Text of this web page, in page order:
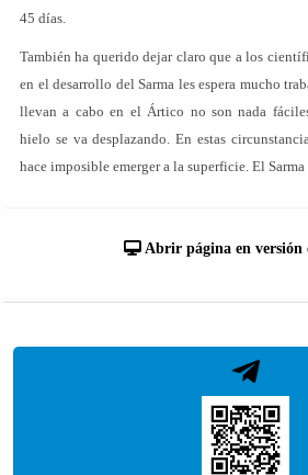
45 días.
También ha querido dejar claro que a los
en el desarrollo del Sarma les espera mucho
llevan a cabo en el Ártico no son nada
hielo se va desplazando. En estas
hace imposible emerger a la superficie. El
Abrir página en versión